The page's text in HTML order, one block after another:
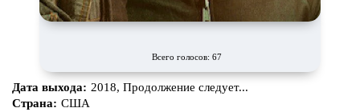
Всего голосов: 67
Дата выхода: 2018, Продолжение следует...
Страна: США